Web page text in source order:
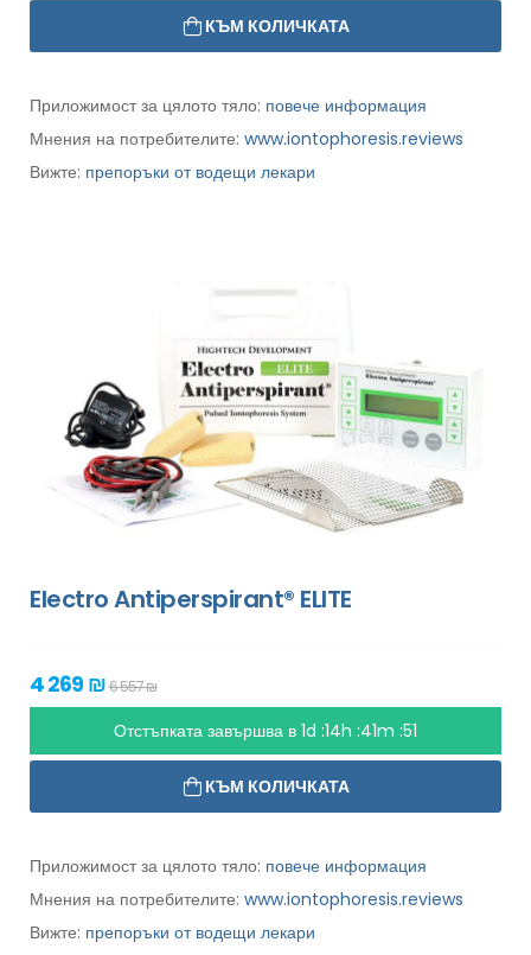
КЪМ КОЛИЧКАТА
Приложимост за цялото тяло: повече информация
Мнения на потребителите: www.iontophoresis.reviews
Вижте: препоръки от водещи лекари
Electro Antiperspirant® ELITE
4 269 ₪6 557 ₪
Отстъпката завършва в 1d :14h :41m :49
КЪМ КОЛИЧКАТА
Приложимост за цялото тяло: повече информация
Мнения на потребителите: www.iontophoresis.reviews
Вижте: препоръки от водещи лекари